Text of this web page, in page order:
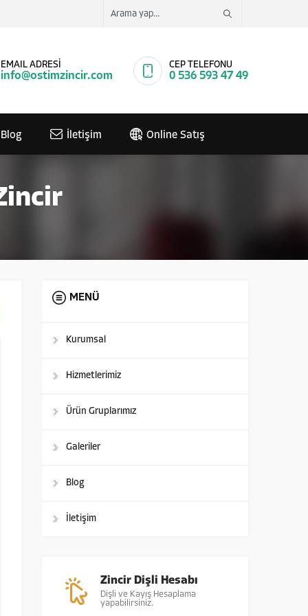
EMAIL ADRESİ
info@ostimzincir.com
CEP TELEFONU
0 536 593 47 49
Blog İletişim Online Satış
MENÜ
Kurumsal
Hizmetlerimiz
Ürün Gruplarımız
Galeriler
Blog
İletişim
Zincir Dişli Hesabı
Dişli ve Kayış Hesaplama
yapabilirsiniz.